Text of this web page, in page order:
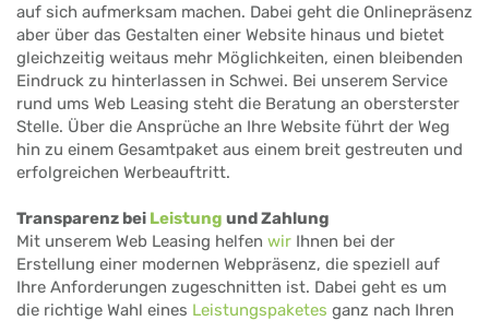
auf sich aufmerksam machen. Dabei geht die Onlinepräsenz
aber über das Gestalten einer Website hinaus und bietet
gleichzeitig weitaus mehr Möglichkeiten, einen bleibenden
Eindruck zu hinterlassen in Schwei. Bei unserem Service
rund ums Web Leasing steht die Beratung an obersterster
Stelle. Über die Ansprüche an Ihre Website führt der Weg
hin zu einem Gesamtpaket aus einem breit gestreuten und
erfolgreichen Werbeauftritt.
Transparenz bei Leistung und Zahlung
Mit unserem Web Leasing helfen wir Ihnen bei der
Erstellung einer modernen Webpräsenz, die speziell auf
Ihre Anforderungen zugeschnitten ist. Dabei geht es um
die richtige Wahl eines Leistungspaketes ganz nach Ihren